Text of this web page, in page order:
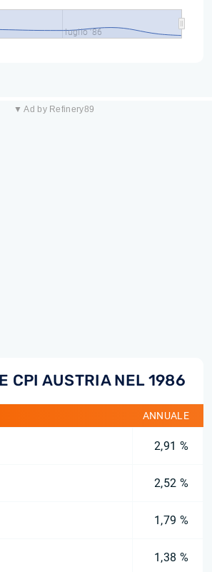
luglio '86
▼ Ad by Refinery89
CPI AUSTRIA NEL 1986
ANNUALE
2,91 %
2,52 %
1,79 %
1,38 %